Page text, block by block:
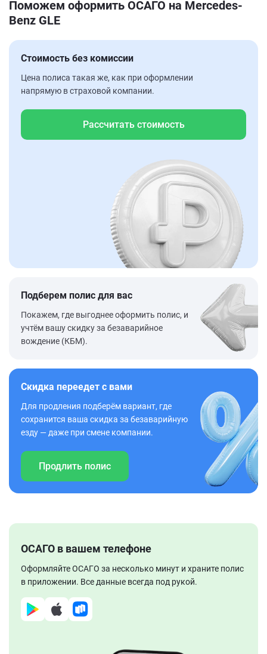
Поможем оформить ОСАГО на Mercedes-
Benz GLE
Стоимость без комиссии
Цена полиса такая же, как при оформлении
напрямую в страховой компании.
Рассчитать стоимость
Подберем полис для вас
Покажем, где выгоднее оформить полис, и
учтём вашу скидку за безаварийное
вождение (КБМ).
Скидка переедет с вами
Для продления подберём вариант, где
сохранится ваша скидка за безаварийную
езду — даже при смене компании.
Продлить полис
ОСАГО в вашем телефоне
Оформляйте ОСАГО за несколько минут и храните полис
в приложении. Все данные всегда под рукой.